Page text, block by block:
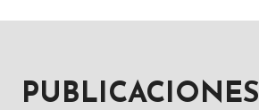
PUBLICACIONES